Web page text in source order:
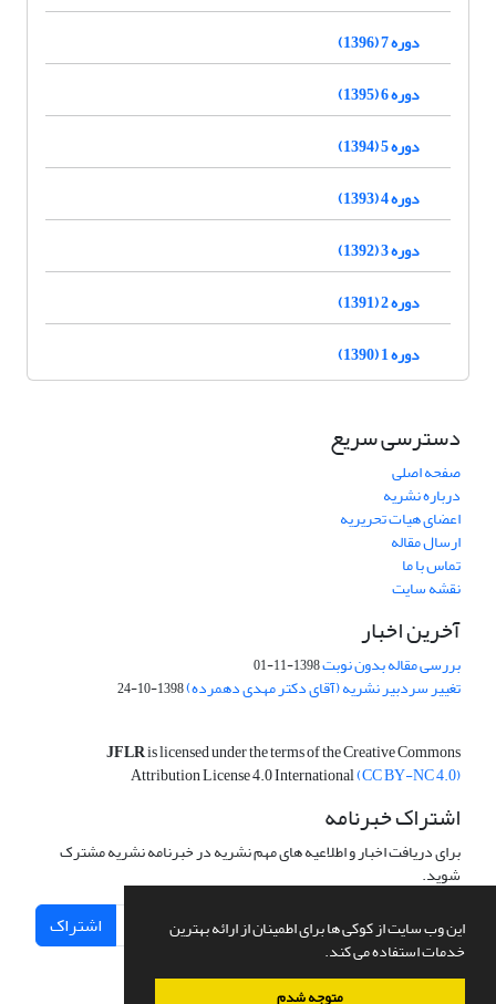
این وب سایت از کوکی ها برای اطمینان از ارائه بهترین
خدمات استفاده می کند.
متوجه شدم
دوره 7 (1396)
دوره 6 (1395)
دوره 5 (1394)
دوره 4 (1393)
دوره 3 (1392)
دوره 2 (1391)
دوره 1 (1390)
دسترسی سریع
صفحه اصلی
درباره نشریه
اعضای هیات تحریریه
ارسال مقاله
تماس با ما
نقشه سایت
آخرین اخبار
بررسی مقاله بدون نوبت1398-11-01
تغییر سردبیر نشریه (آقای دکتر مهدی دهمرده)1398-10-24
JFLRis licensed under the terms of the Creative Commons
Attribution License 4.0 International(CC BY-NC 4.0)
اشتراک خبرنامه
برای دریافت اخبار و اطلاعیه های مهم نشریه در خبرنامه نشریه مشترک
شوید.
اشتراک